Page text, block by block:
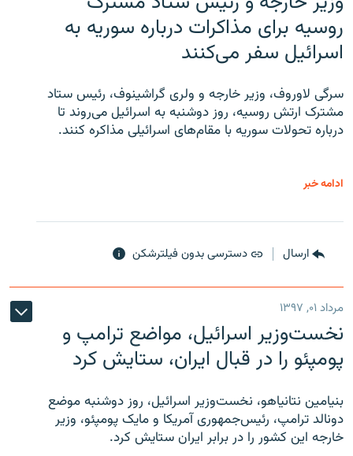
روسیه برای مذاکرات درباره سوریه به
اسرائیل سفر می‌کنند
سرگی لاوروف، وزیر خارجه و ولری گراشینوف، رئیس ستاد
مشترک ارتش روسیه، روز دوشنبه به اسرائیل می‌روند تا
درباره تحولات سوریه با مقام‌های اسرائیلی مذاکره کنند.
ادامه خبر
ارسال دسترسی بدون فیلترشکن
مرداد ۰۱, ۱۳۹۷
نخست‌وزیر اسرائیل، مواضع ترامپ و
پومپئو را در قبال ایران، ستایش کرد
بنیامین نتانیاهو، نخست‌وزیر اسرائیل، روز دوشنبه موضع
دونالد ترامپ، رئیس‌جمهوری آمریکا و مایک پومپئو، وزیر
خارجه این کشور را در برابر ایران ستایش کرد.